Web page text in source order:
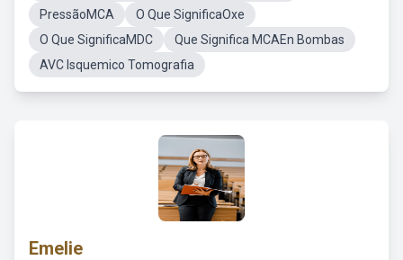
PressãoMCA
O Que SignificaOxe
O Que SignificaMDC
Que Significa MCAEn Bombas
AVC Isquemico Tomografia
Emelie